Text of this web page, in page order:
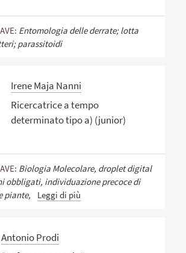
Entomologia delle derrate; lotta
parassitoidi
Irene Maja Nanni
Ricercatrice a tempo
determinato tipo a) (junior)
Biologia Molecolare, droplet digital
obbligati, individuazione precoce di
piante,
Leggi di più
Antonio Prodi